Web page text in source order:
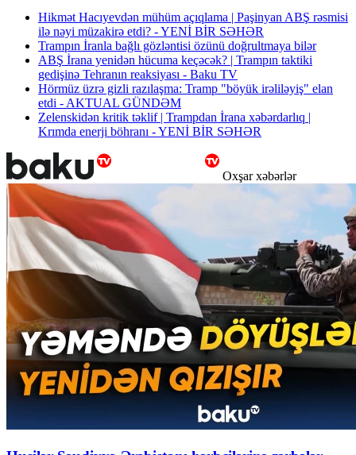
Hikmət Hacıyevdən mühüm açıqlama | Paşinyan ABŞ rəsmisi
ilə nəyi müzakirə etdi? - YENİ BİR SƏHƏR
Trampın İranla bağlı gözləntisi özünü doğrultmaya bilər
ABŞ İrana yenidən hücuma keçəcək? | Trampın taktiki
gedişinə Tehranın reaksiyası - Baku TV
Hörmüz üzrə gizli razılaşma: Tramp "böyük irəliləyiş" elan
etdi - AKTUAL GÜNDƏM
Zelenskidən kritik təklif | Trampdan İrana xəbərdarlıq |
Krımda enerji böhranı - YENİ BİR SƏHƏR
Oxşar xəbərlər